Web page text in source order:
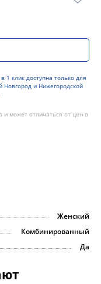
1 клик доступна только для
Новгород и Нижегородской
и может отличаться от цен в
Женский
Комбинированный
Да